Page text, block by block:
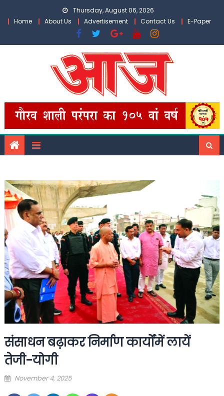
Thursday, August 06, 2026
Home
About Us Advertisement Contact Us E-Paper
संसाधन बढ़ाकर निर्माण कार्योंमें लायें
तेजी-योगी
Posted
November 4, 2025